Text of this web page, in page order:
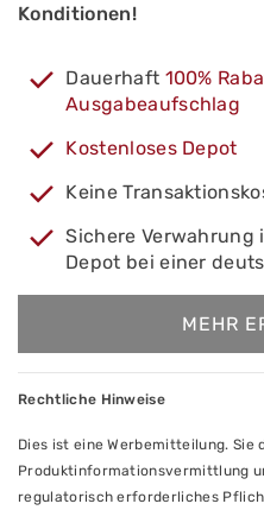
Konditionen!
Dauerhaft 100%
Ausgabeaufschlag
Kostenloses Depot
Keine
Sichere Verwahrung
Depot bei einer
MEHR
Rechtliche Hinweise
Dies ist eine Werbemitteilung. Sie
Produktinformationsvermittlung
regulatorisch erforderliches